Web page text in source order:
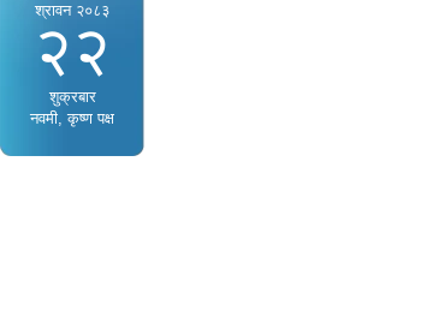
श्रावन २०८३
२२
शुक्रबार
नवमी, कृष्ण पक्ष